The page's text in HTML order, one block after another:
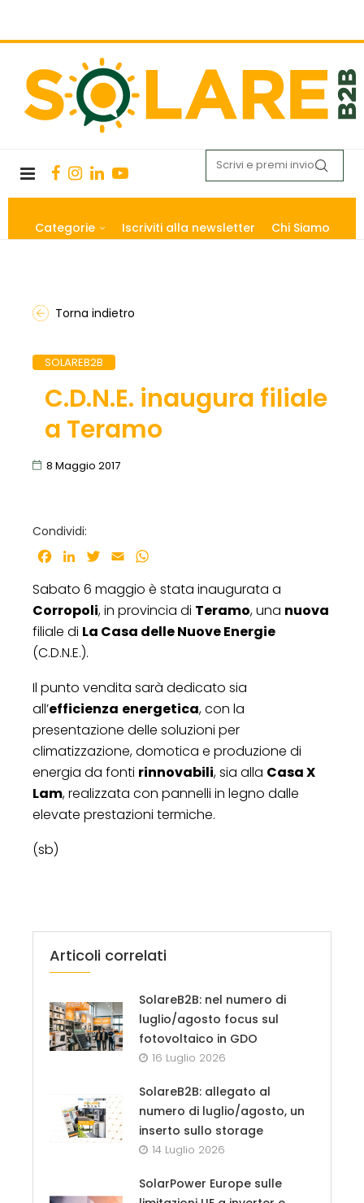
Categorie Iscriviti alla newsletter Chi Siamo
Torna indietro
SOLAREB2B
C.D.N.E. inaugura filiale
a Teramo
8 Maggio 2017
Condividi:
Facebook
LinkedInTwitter
Email
Sabato 6 maggio è stata inaugurata a
Corropoli, in provincia di Teramo, una nuova
filiale di La Casa delle Nuove Energie
(C.D.N.E.).
Il punto vendita sarà dedicato sia
all’efficienza energetica, con la
presentazione delle soluzioni per
climatizzazione, domotica e produzione di
energia da fonti rinnovabili, sia alla Casa X
Lam, realizzata con pannelli in legno dalle
elevate prestazioni termiche.
(sb)
Articoli correlati
SolareB2B: nel numero di
luglio/agosto focus sul
fotovoltaico in GDO
16 Luglio 2026
SolareB2B: allegato al
numero di luglio/agosto, un
inserto sullo storage
14 Luglio 2026
SolarPower Europe sulle